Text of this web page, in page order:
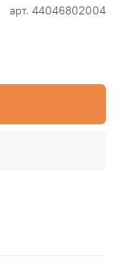
арт. 44046802004